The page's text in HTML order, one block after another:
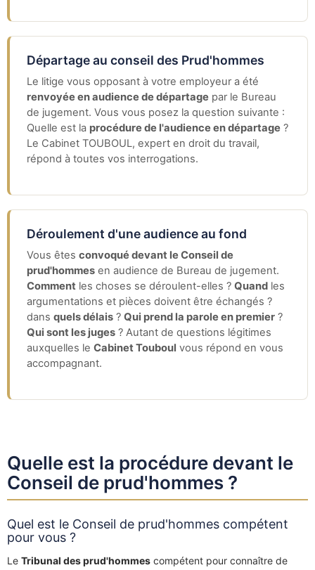
Départage au conseil des Prud'hommes
Le litige vous opposant à votre employeur a été
renvoyée en audience de départage par le Bureau
de jugement. Vous vous posez la question suivante :
Quelle est la procédure de l'audience en départage ?
Le Cabinet TOUBOUL, expert en droit du travail,
répond à toutes vos interrogations.
Déroulement d'une audience au fond
Vous êtes convoqué devant le Conseil de
prud'hommes en audience de Bureau de jugement.
Comment les choses se déroulent-elles ? Quand les
argumentations et pièces doivent être échangés ?
dans quels délais ? Qui prend la parole en premier ?
Qui sont les juges ? Autant de questions légitimes
auxquelles le Cabinet Touboul vous répond en vous
accompagnant.
Quelle est la procédure devant le
Conseil de prud'hommes ?
Quel est le Conseil de prud'hommes compétent
pour vous ?
Le Tribunal des prud'hommes compétent pour connaître de